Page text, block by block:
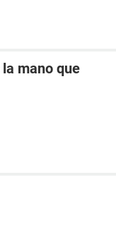
mano que